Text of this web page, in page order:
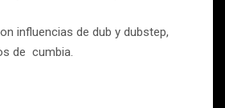
influencias de dub y dubstep,
de cumbia.